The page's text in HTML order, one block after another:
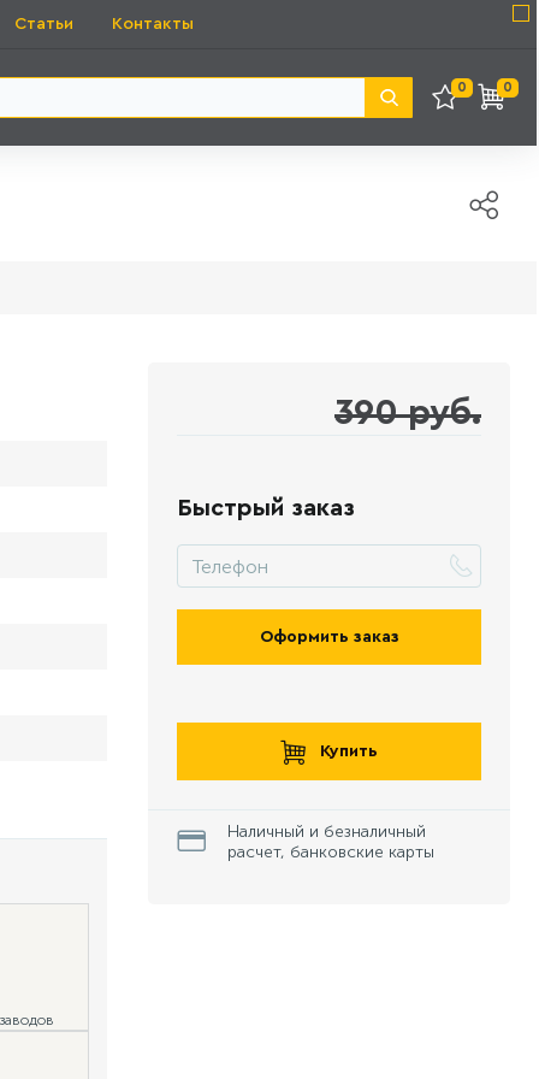
Статьи Контакты
0 0
390 руб.
Быстрый заказ
Оформить заказ
Купить
Наличный и безналичный
расчет, банковские карты